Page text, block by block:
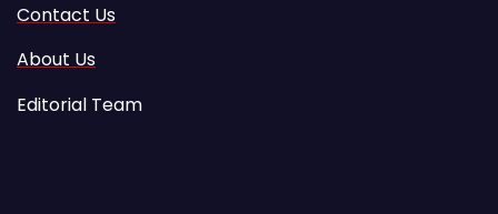
Contact Us
About Us
Editorial Team